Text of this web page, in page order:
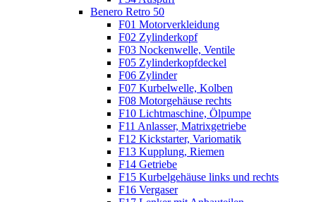
Benero Retro 50
F01 Motorverkleidung
F02 Zylinderkopf
F03 Nockenwelle, Ventile
F05 Zylinderkopfdeckel
F06 Zylinder
F07 Kurbelwelle, Kolben
F08 Motorgehäuse rechts
F10 Lichtmaschine, Ölpumpe
F11 Anlasser, Matrixgetriebe
F12 Kickstarter, Variomatik
F13 Kupplung, Riemen
F14 Getriebe
F15 Kurbelgehäuse links und rechts
F16 Vergaser